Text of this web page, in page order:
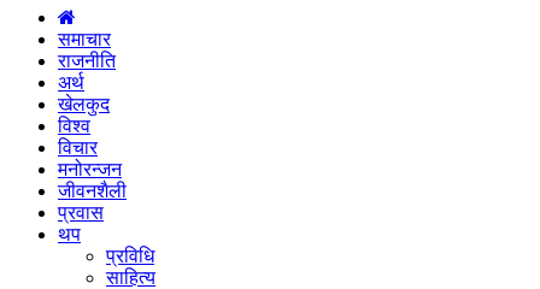
समाचार
राजनीति
अर्थ
खेलकुद
विश्व
विचार
मनोरन्जन
जीवनशैली
प्रवास
थप
प्रविधि
साहित्य